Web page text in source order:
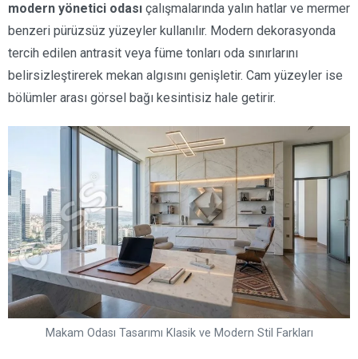
modern yönetici odası çalışmalarında yalın hatlar ve mermer
benzeri pürüzsüz yüzeyler kullanılır. Modern dekorasyonda
tercih edilen antrasit veya füme tonları oda sınırlarını
belirsizleştirerek mekan algısını genişletir. Cam yüzeyler ise
bölümler arası görsel bağı kesintisiz hale getirir.
Makam Odası Tasarımı Klasik ve Modern Stil Farkları